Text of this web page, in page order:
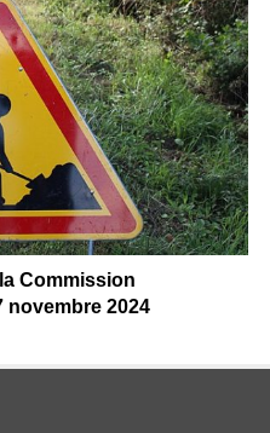
Commission
novembre 2024